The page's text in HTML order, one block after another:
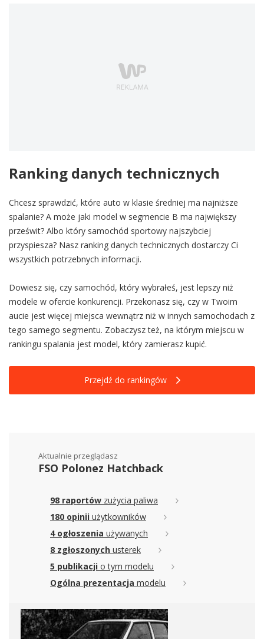
Ranking danych technicznych
Chcesz sprawdzić, które auto w klasie średniej ma najniższe
spalanie? A może jaki model w segmencie B ma największy
prześwit? Albo który samochód sportowy najszybciej
przyspiesza? Nasz ranking danych technicznych dostarczy Ci
wszystkich potrzebnych informacji.
Dowiesz się, czy samochód, który wybrałeś, jest lepszy niż
modele w ofercie konkurencji. Przekonasz się, czy w Twoim
aucie jest więcej miejsca wewnątrz niż w innych samochodach z
tego samego segmentu. Zobaczysz też, na którym miejscu w
rankingu spalania jest model, który zamierasz kupić.
Przejdź do rankingów
Aktualnie przeglądasz
FSO Polonez Hatchback
98 raportów zużycia paliwa
180 opinii użytkowników
4 ogłoszenia używanych
8 zgłoszonych usterek
5 publikacji o tym modelu
Ogólna prezentacja modelu